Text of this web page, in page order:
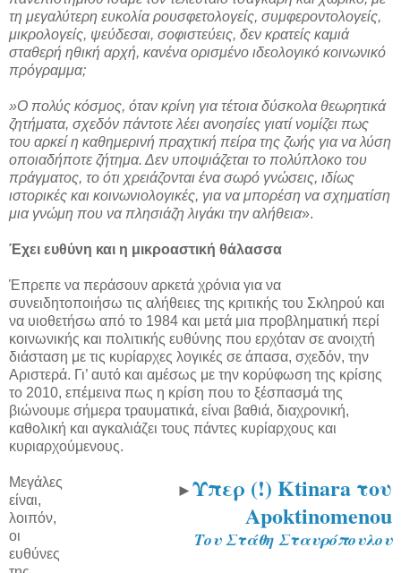
τη μεγαλύτερη ευκολία ρουσφετολογείς, συμφεροντολογείς,
μικρολογείς, ψεύδεσαι, σοφιστεύεις, δεν κρατείς καμιά
σταθερή ηθική αρχή, κανένα ορισμένο ιδεολογικό κοινωνικό
πρόγραμμα;
»Ο πολύς κόσμος, όταν κρίνη για τέτοια δύσκολα θεωρητικά
ζητήματα, σχεδόν πάντοτε λέει ανοησίες γιατί νομίζει πως
του αρκεί η καθημερινή πραχτική πείρα της ζωής για να λύση
οποιαδήποτε ζήτημα. Δεν υποψιάζεται το πολύπλοκο του
πράγματος, το ότι χρειάζονται ένα σωρό γνώσεις, ιδίως
ιστορικές και κοινωνιολογικές, για να μπορέση να σχηματίση
μια γνώμη που να πλησιάζη λιγάκι την αλήθεια».
Έχει ευθύνη και η μικροαστική θάλασσα
Έπρεπε να περάσουν αρκετά χρόνια για να
συνειδητοποιήσω τις αλήθειες της κριτικής του Σκληρού και
να υιοθετήσω από το 1984 και μετά μια προβληματική περί
κοινωνικής και πολιτικής ευθύνης που ερχόταν σε ανοιχτή
διάσταση με τις κυρίαρχες λογικές σε άπασα, σχεδόν, την
Αριστερά. Γι’ αυτό και αμέσως με την κορύφωση της κρίσης
το 2010, επέμεινα πως η κρίση που το ξέσπασμά της
βιώνουμε σήμερα τραυματικά, είναι βαθιά, διαχρονική,
καθολική και αγκαλιάζει τους πάντες κυρίαρχους και
κυριαρχούμενους.
►Υπερ (!) Ktinara του
Apoktinomenou
Του Στάθη Σταυρόπουλου
Μεγάλες
είναι,
λοιπόν,
οι
ευθύνες